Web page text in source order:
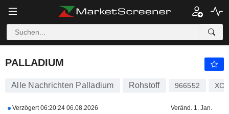
PALLADIUM
PALLADIUM
Alle Nachrichten Palladium Rohstoff 966552
Verzögert06:20:24 06.08.2026 Veränd. 1. Jan.